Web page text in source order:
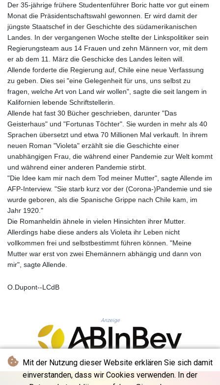
Mit der Nutzung dieser Website erklären Sie sich damit
einverstanden, dass wir Cookies verwenden. In der
HUF 363.454703
IDR 20538.069336
ILS 3.466464
IMP 0.857585
INR 110.147015
IQD 1510.466959
IRR
1590359.224806
ISK 142.612646
JEP 0.857585
JMD 183.115818
JOD 0.819729
JPY 183.485869
KES 149.56077
KGS 101.10619
KHR 4683.447881
KMF 492.524896
KRW 1640.253536
KWD 0.357104
KZT 540.397715
LAK 26033.935768
LBP
103255.774835
LYD 7.334236
MAD 10.746522
MDL 20.051112
MKD 61.581589
MMK 2427.420348
Der 35-jährige frühere Studentenführer Boric hatte vor gut einem
Monat die Präsidentschaftswahl gewonnen. Er wird damit der
jüngste Staatschef in der Geschichte des südamerikanischen
Landes. In der vergangenen Woche stellte der Linkspolitiker sein
Regierungsteam aus 14 Frauen und zehn Männern vor, mit dem
er ab dem 11. März die Geschicke des Landes leiten will.
Allende forderte die Regierung auf, Chile eine neue Verfassung
zu geben. Dies sei "eine Gelegenheit für uns, uns selbst zu
fragen, welche Art von Land wir wollen", sagte die seit langem in
Kalifornien lebende Schriftstellerin.
Allende hat fast 30 Bücher geschrieben, darunter "Das
Geisterhaus" und "Fortunas Töchter". Sie wurden in mehr als 40
Sprachen übersetzt und etwa 70 Millionen Mal verkauft. In ihrem
neuen Roman "Violeta" erzählt sie die Geschichte einer
unabhängigen Frau, die während einer Pandemie zur Welt kommt
und während einer anderen Pandemie stirbt.
"Die Idee kam mir nach dem Tod meiner Mutter", sagte Allende im
AFP-Interview. "Sie starb kurz vor der (Corona-)Pandemie und sie
wurde geboren, als die Spanische Grippe nach Chile kam, im
Jahr 1920."
Die Romanheldin ähnele in vielen Hinsichten ihrer Mutter.
Allerdings habe diese anders als Violeta ihr Leben nicht
vollkommen frei und selbstbestimmt führen können. "Meine
Mutter war erst von zwei Ehemännern abhängig und dann von
mir", sagte Allende.
O.Dupont--LCdB
Anzeige